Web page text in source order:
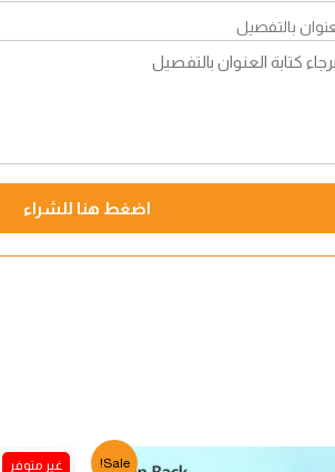
بالتفصيل
اضغط هنا للشراء
Sale!